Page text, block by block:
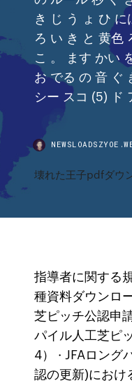
き じ う ょ ひ
ろ い き と 黄色
こ 。 ます かい
お でる の 音 ぐ
シー スコ (5) ド
壊れた王子pdfダウ
指導者に関する
種資料ダウンロ
芝ピッチ公認申
パイル人工芝ピ
4） · JFAロング
認の更新)におけ